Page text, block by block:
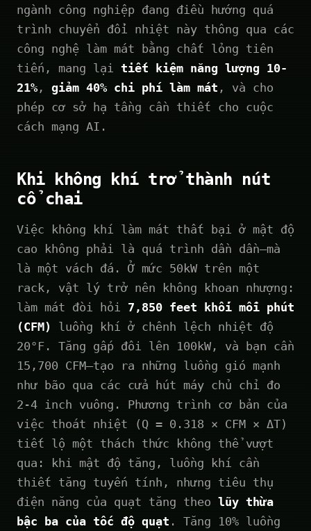
ngành công nghiệp đang điều hướng quá
trình chuyển đổi nhiệt này thông qua các
công nghệ làm mát bằng chất lỏng tiên
tiến, mang lại tiết kiệm năng lượng 10-
21% , giảm 40% chi phí làm mát , và cho
phép cơ sở hạ tầng cần thiết cho cuộc
cách mạng AI.
Khi không khí trở thành nút
cổ chai
Việc không khí làm mát thất bại ở mật độ
cao không phải là quá trình dần dần—mà
là một vách đá. Ở mức 50kW trên một
rack, vật lý trở nên không khoan nhượng:
làm mát đòi hỏi 7,850 feet khối mỗi phút
(CFM)
luồng khí ở chênh lệch nhiệt độ
20°F. Tăng gấp đôi lên 100kW, và bạn cần
15,700 CFM—tạo ra những luồng gió mạnh
như bão qua các cửa hút máy chủ chỉ đo
2-4 inch vuông. Phương trình cơ bản của
việc thoát nhiệt (Q = 0.318 × CFM × ΔT)
tiết lộ một thách thức không thể vượt
qua: khi mật độ tăng, luồng khí cần
thiết tăng tuyến tính, nhưng tiêu thụ
điện năng của quạt tăng theo lũy thừa
bậc ba của tốc độ quạt . Tăng 10% luồng